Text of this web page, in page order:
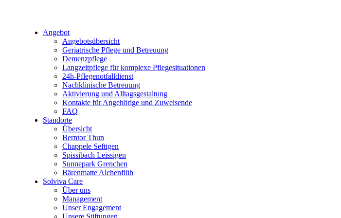
Angebot
Angebotsübersicht
Geriatrische Pflege und Betreuung
Demenzpflege
Langzeitpflege für komplexe Pflegesituationen
24h-Pflegenotfalldienst
Nachklinische Betreuung
Aktivierung und Alltagsgestaltung
Kontakte für Angehörige und Zuweisende
FAQ
Standorte
Übersicht
Berntor Thun
Chappele Seftigen
Spissibach Leissigen
Sunnepark Grenchen
Bärenmatte Alchenflüh
Solviva Care
Über uns
Management
Unser Engagement
Unsere Stiftungen